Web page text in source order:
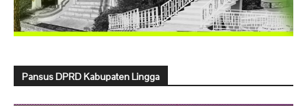
Pansus DPRD Kabupaten Lingga